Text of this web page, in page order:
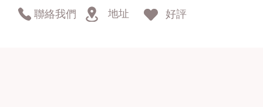
聯絡我們 地址 好評